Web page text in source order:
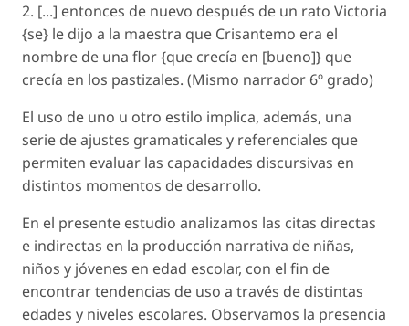
2. [...] entonces de nuevo después de un rato Victoria
{se} le dijo a la maestra que Crisantemo era el
nombre de una flor {que crecía en [bueno]} que
crecía en los pastizales. (Mismo narrador 6º grado)
El uso de uno u otro estilo implica, además, una
serie de ajustes gramaticales y referenciales que
permiten evaluar las capacidades discursivas en
distintos momentos de desarrollo.
En el presente estudio analizamos las citas directas
e indirectas en la producción narrativa de niñas,
niños y jóvenes en edad escolar, con el fin de
encontrar tendencias de uso a través de distintas
edades y niveles escolares. Observamos la presencia